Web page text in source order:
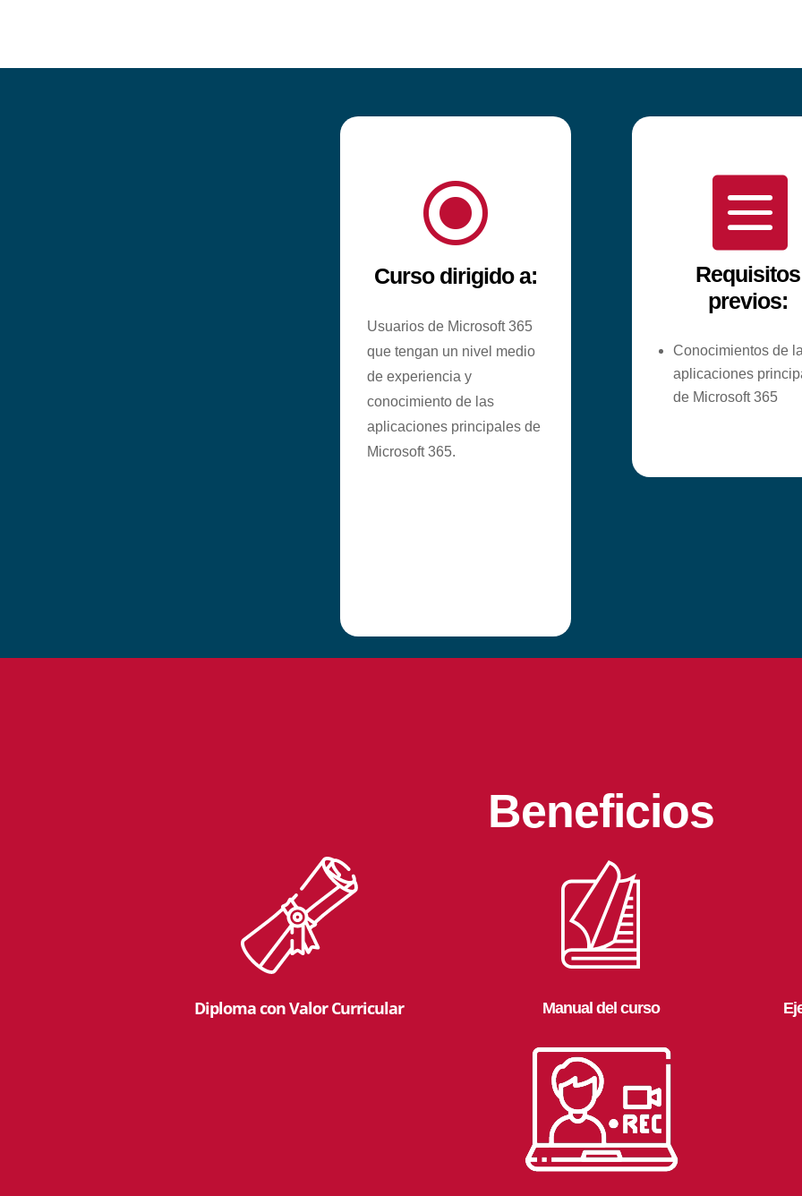
\
Curso dirigido a:
Usuarios de Microsoft 365
que tengan un nivel medio
de experiencia y
conocimiento de las
aplicaciones principales de
Microsoft 365.

Requisitos
previos:
Conocimientos de
aplicaciones
de Microsoft 365
Beneficios
Diploma con Valor Curricular Manual del curso